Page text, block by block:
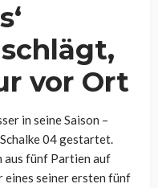
vor Ort
in seine Saison –
04 gestartet.
aus fünf Partien auf
eines seiner ersten fünf